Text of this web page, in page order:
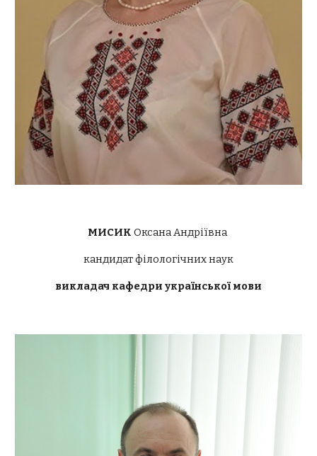
МИСИК Оксана Андріївна
кандидат філологічних наук
викладач кафедри української мови